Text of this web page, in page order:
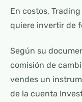
En costos,
quiere invertir de
Según su
comisión de
vendes un
de la cuenta